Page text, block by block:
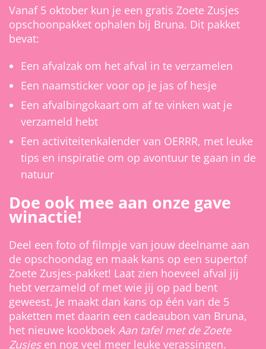
Vanaf 5 oktober kun je een gratis Zoete Zusjes
opschoonpakket ophalen bij Bruna. Dit pakket
bevat:
Een afvalzak om het afval in te verzamelen
Een naamsticker voor op je jas of hesje
Een afvalbingokaart om af te vinken wat je
verzameld hebt
Een activiteitenkalender van OERRR, met leuke
tips en inspiratie om op avontuur te gaan in de
natuur
Doe ook mee aan onze gave
winactie!
Deel een foto of filmpje van jouw deelname aan
de opschoondag en maak kans op een supertof
Zoete Zusjes-pakket! Laat zien hoeveel afval jij
hebt verzameld of met wie jij op pad bent
geweest. Je maakt dan kans op één van de 5
paketten met daarin een cadeaubon van Bruna,
het nieuwe kookboek Aan tafel met de Zoete
Zusjesen nog veel meer leuke verassingen.